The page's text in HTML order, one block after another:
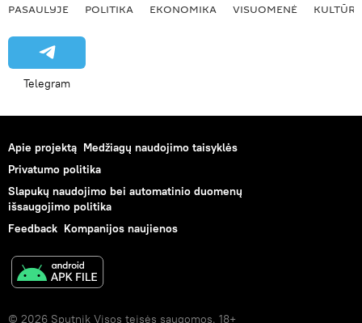
PASAULYJE POLITIKA EKONOMIKA VISUOMENĖ KULTŪRA
Telegram
Apie projektą Medžiagų naudojimo taisyklės
Privatumo politika
Slapukų naudojimo bei automatinio duomenų
išsaugojimo politika
Feedback Kompanijos naujienos
© 2026 Sputnik Visos teisės saugomos. 18+